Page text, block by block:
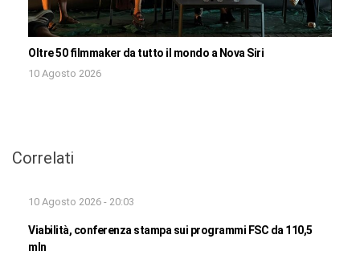
Oltre 50 filmmaker da tutto il mondo a Nova Siri
10 Agosto 2026
Correlati
10 Agosto 2026 - 20:03
Viabilità, conferenza stampa sui programmi FSC da 110,5
mln